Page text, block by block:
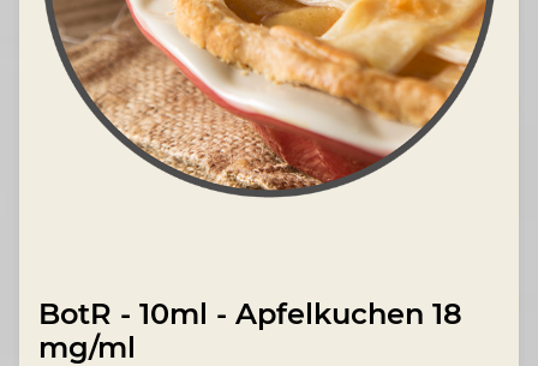
BotR - 10ml - Apfelkuchen 18
mg/ml